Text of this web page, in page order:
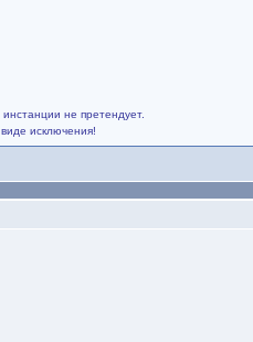
не претендует.
исключения!